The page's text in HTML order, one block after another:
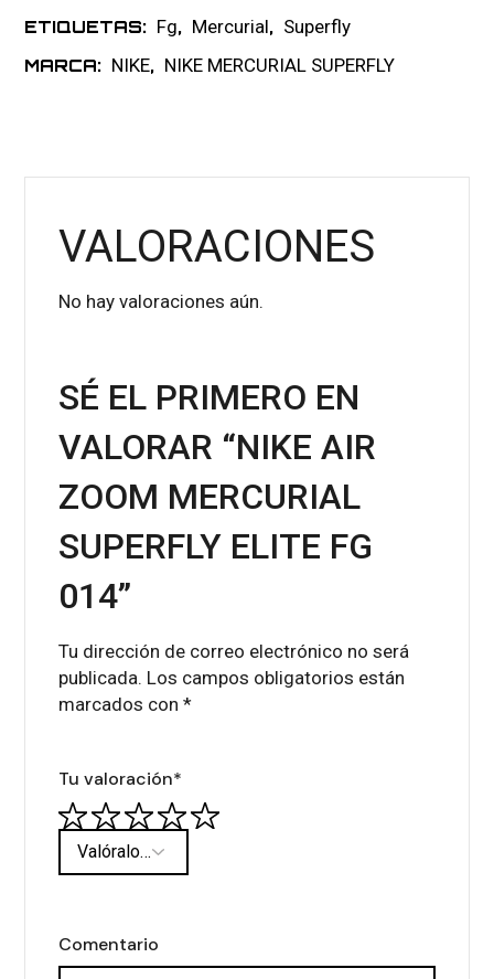
ETIQUETAS: Fg, Mercurial, Superfly
MARCA: NIKE, NIKE MERCURIAL SUPERFLY
VALORACIONES
No hay valoraciones aún.
SÉ EL PRIMERO EN
VALORAR “NIKE AIR
ZOOM MERCURIAL
SUPERFLY ELITE FG
014”
Tu dirección de correo electrónico no será
publicada. Los campos obligatorios están
marcados con*
Tu valoración*
Comentario